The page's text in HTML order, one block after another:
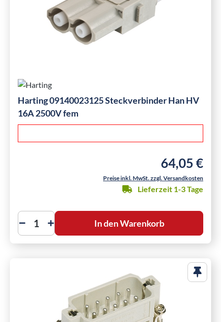
Harting 09140023125 Steckverbinder Han HV
16A 2500V fem
Regulärer
64,05 €
Preise inkl. MwSt. zzgl. Versandkosten
Lieferzeit 1-3 Tage
In den Warenkorb